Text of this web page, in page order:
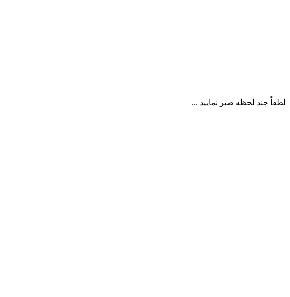
لطفاً چند لحظه صبر نمایید ...